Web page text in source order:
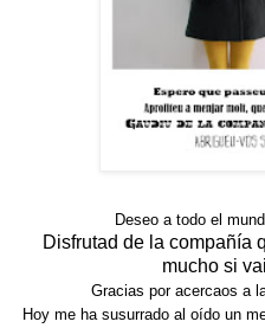
Deseo a todo el
Disfrutad de la compañía
mucho si
Gracias por acercaos a
Hoy me ha susurrado al oído un